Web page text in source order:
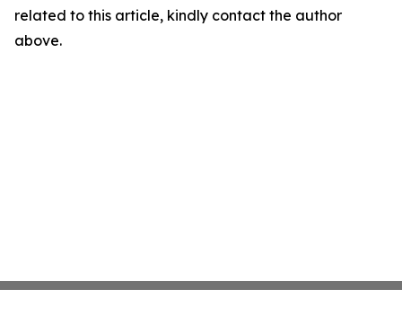
related to this article, kindly contact the author
above.